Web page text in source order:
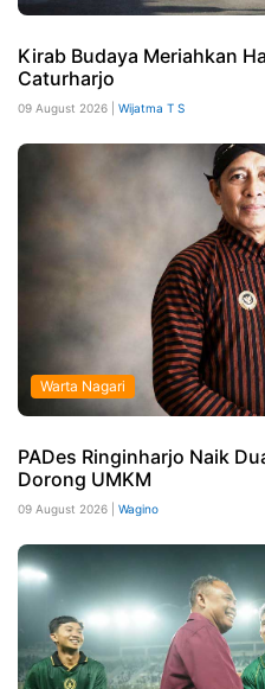
Kirab Budaya Meriahkan
Caturharjo
09 August 2026 | Wijatma T S
Warta Nagari
PADes Ringinharjo Naik
Dorong UMKM
09 August 2026 | Wagino